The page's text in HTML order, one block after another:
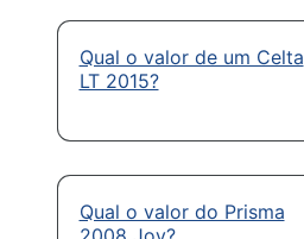
Qual o valor de um Celta
LT 2015?
Qual o valor do Prisma